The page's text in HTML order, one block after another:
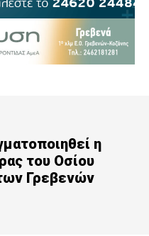
η
του Οσίου
Γρεβενών